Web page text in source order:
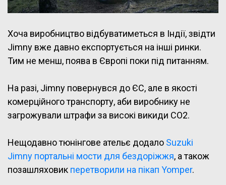
Хоча виробництво відбуватиметься в Індії, звідти
Jimny вже давно експортується на інші ринки.
Тим не менш, поява в Європі поки під питанням.
На разі, Jimny повернувся до ЄС, але в якості
комерційного транспорту, аби виробнику не
загрожували штрафи за високі викиди СО2.
Нещодавно тюнінгове ательє додало Suzuki
Jimny портальні мости для бездоріжжя, а також
позашляховик перетворили на пікап Yomper.